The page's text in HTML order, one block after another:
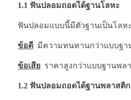
1.1 ฟันปลอมถอดได้ฐานโลหะ
ฟันปลอมแบบนี้มีตัวฐานเป็นโล
ข้อดี มีความทนทานกว่าแบบฐา
ข้อเสีย ราคาสูงกว่าแบบฐานพ
1.2 ฟันปลอมถอดได้ฐานพลาสติก